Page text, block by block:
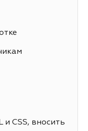
и CSS, вносить